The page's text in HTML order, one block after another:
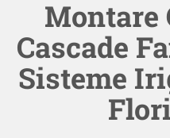
Montare
Cascade
Sisteme